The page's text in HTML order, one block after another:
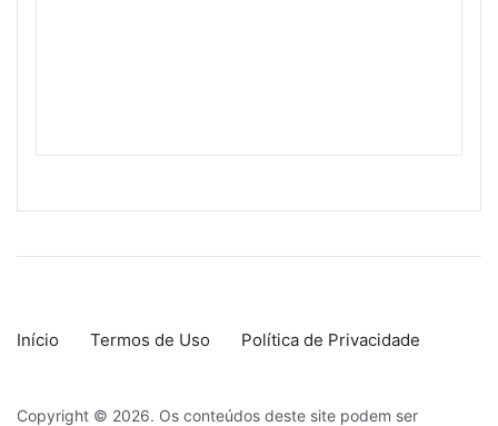
Início Termos de Uso Política de Privacidade
Copyright © 2026. Os conteúdos deste site podem ser